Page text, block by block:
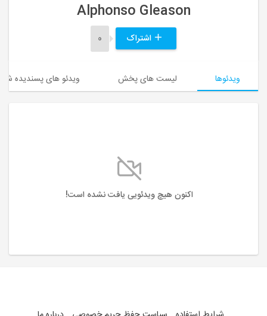
Alphonso Gleason
اشتراک 0
ویدئوها لیست های پخش ویدئو های پسندیده
اکنون هیچ ویدئویی یافت نشده است!